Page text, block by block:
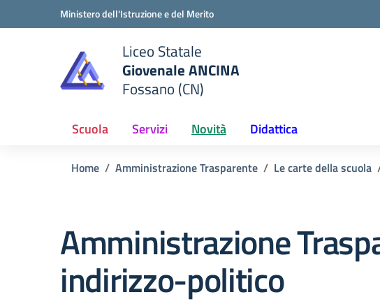
Vai ai contenuti
Vai al menu di navigazioneMinistero dell'Istruzione e del Merito
scuola
Liceo Statale
Giovenale ANCINA
Fossano (CN)
Scuola Servizi Novità Didattica
Home Amministrazione Trasparente Le carte della scuola
Amministrazione
indirizzo-politico